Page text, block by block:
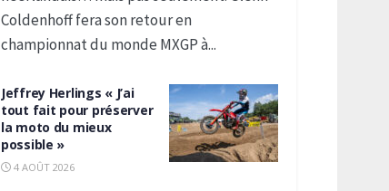
Coldenhoff fera son retour en
championnat du monde MXGP à...
Jeffrey Herlings « J’ai
tout fait pour préserver
la moto du mieux
possible »
4 AOÛT 2026